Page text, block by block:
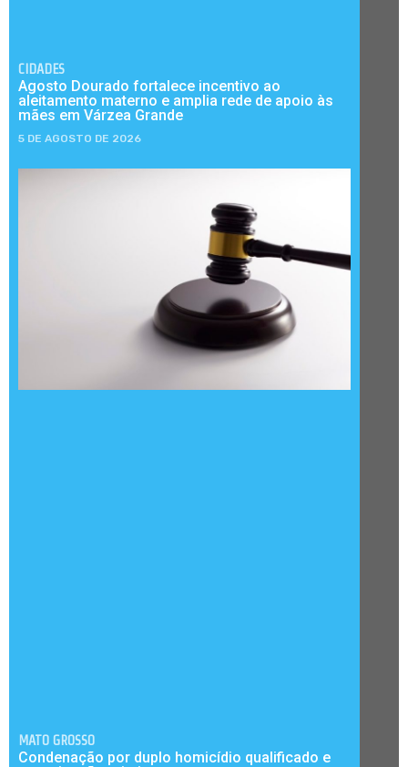
CIDADES
Agosto Dourado fortalece incentivo ao
aleitamento materno e amplia rede de apoio às
mães em Várzea Grande
5 DE AGOSTO DE 2026
MATO GROSSO
Condenação por duplo homicídio qualificado e